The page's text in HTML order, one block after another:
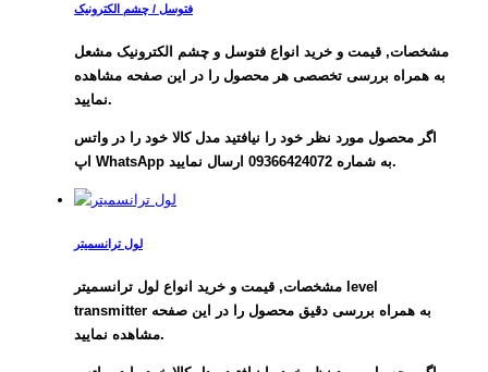
فتوسل / چشم الکترونیک
مشخصات, قیمت و خرید انواع فتوسل و چشم الکترونیک مشعل
به همراه بررسی تخصصی هر محصول را در این صفحه مشاهده
نمایید.
اگر محصول مورد نظر خود را نیافتید مدل کالا خود را در واتس
اپ WhatsApp به شماره 09366424072 ارسال نمایید.
لول ترانسمیتر
مشخصات, قیمت و خرید انواع لول ترانسمیتر level
transmitter به همراه بررسی دقیق محصول را در این صفحه
مشاهده نمایید.